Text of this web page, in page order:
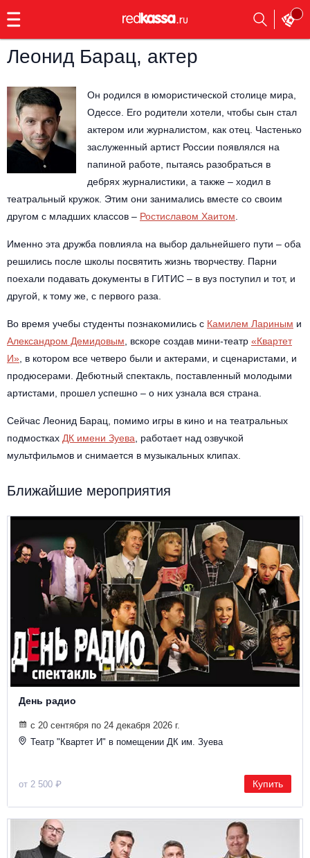
Главная
Выбрать мероприятие
Контакты
Выбрать другой город
23:00
Заказать
звонок
Все события
Инди
Электронная музыка
Rap, hip-hop, RnB
Панк
Концерты на теплоходе
Поп и эстрада
Круиз Фест
Open-air на ВДНХ
Джаз и блюз
Этно, фолк, кантри
Рок
Шансон, романс, авторская песня
Металл
Все события
Все события
Опера
Известные актёры
Комедия
Творческий вечер
Мюзикл, оперетта
Балет
Драма
Музыкальный спектакль
Спектакль
Иммерсивный спектакль
Все события
Детский концерт
Детский спектакль
Детское шоу
Детский мюзикл
Все события
Леонид Барац, актер
Он родился в юмористической столице мира,
Одессе. Его родители хотели, чтобы сын стал
актером или журналистом, как отец. Частенько
заслуженный артист России появлялся на
папиной работе, пытаясь разобраться в
дебрях журналистики, а также – ходил в
театральный кружок. Этим они занимались вместе со своим
другом с младших классов – Ростиславом Хаитом
Именно эта дружба повлияла на выбор дальнейшего пути – оба
решились после школы посвятить жизнь творчеству. Парни
поехали подавать документы в ГИТИС – в вуз поступил и тот, и
другой, к тому же, с первого раза.
Во время учебы студенты познакомились с Камилем Лариным и
Александром Демидовым , вскоре создав мини-театр «Квартет
И» , в котором все четверо были и актерами, и сценаристами, и
продюсерами. Дебютный спектакль, поставленный молодыми
артистами, прошел успешно – о них узнала вся страна.
Сейчас Леонид Барац, помимо игры в кино и на театральных
подмостках ДК имени Зуева , работает над озвучкой
мультфильмов и снимается в музыкальных клипах.
Ближайшие мероприятия
День радио
с 20 сентября по 24 декабря 2026 г.
Театр "Квартет И" в помещении ДК им. Зуева
от 2 500 ₽ Купить